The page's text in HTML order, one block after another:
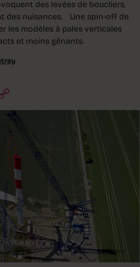
des levées de boucliers,
des nuisances. Une spin-off de
les modèles à pales verticales
et moins gênants.